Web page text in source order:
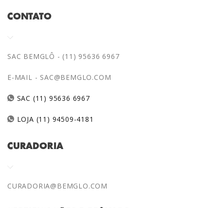
CONTATO
SAC BEMGLÔ - (11) 95636 6967
E-MAIL - SAC@BEMGLO.COM
SAC (11) 95636 6967
LOJA (11) 94509-4181
CURADORIA
CURADORIA@BEMGLO.COM